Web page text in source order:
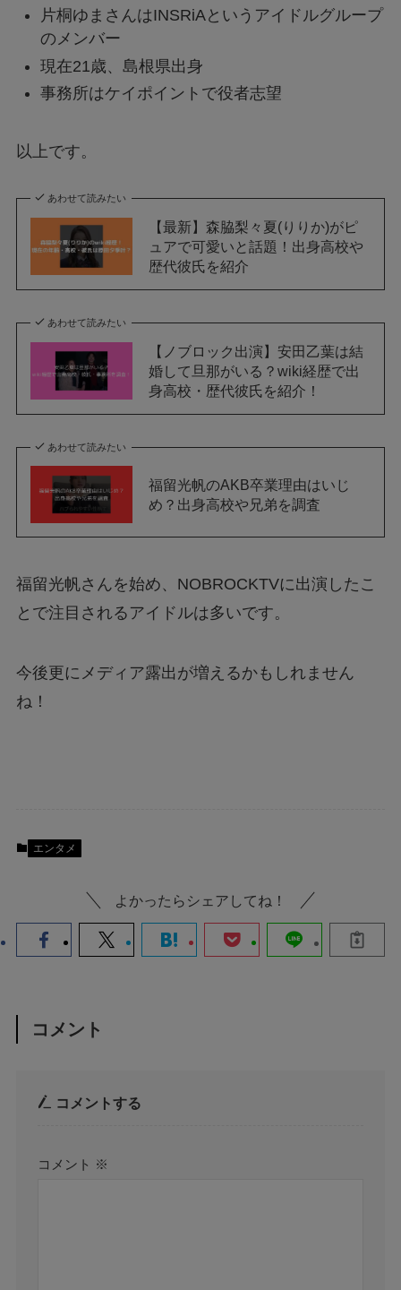
片桐ゆまさんはINSRiAというアイドルグループ
のメンバー
現在21歳、島根県出身
事務所はケイポイントで役者志望
以上です。
あわせて読みたい
【最新】森脇梨々夏(りりか)がピ
ュアで可愛いと話題！出身高校や
歴代彼氏を紹介
あわせて読みたい
【ノブロック出演】安田乙葉は結
婚して旦那がいる？wiki経歴で出
身高校・歴代彼氏を紹介！
あわせて読みたい
福留光帆のAKB卒業理由はいじ
め？出身高校や兄弟を調査
福留光帆さんを始め、NOBROCKTVに出演したこ
とで注目されるアイドルは多いです。
今後更にメディア露出が増えるかもしれません
ね！
エンタメ
よかったらシェアしてね！
コメント
コメントする
コメント ※